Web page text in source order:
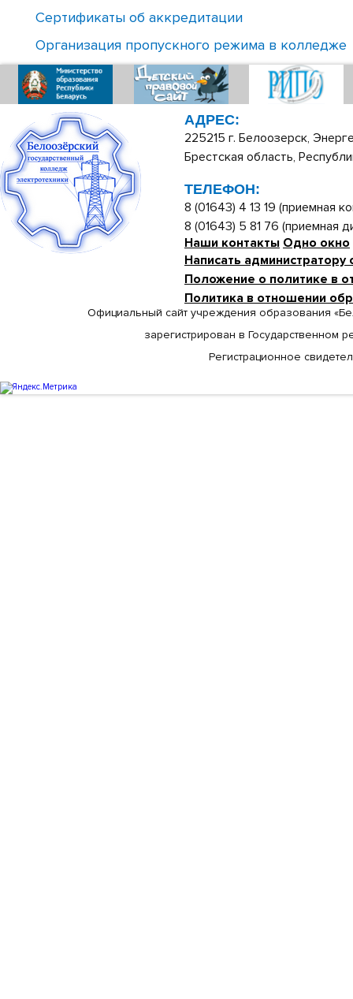
Сертификаты об аккредитации
Организация пропускного режима в колледже
АДРЕС:
225215 г. Белоозерск,
Брестская область,
ТЕЛЕФОН:
8 (01643) 4 13 19 (приемная
8 (01643) 5 81 76 (приемная
Наши контакты Одно окно
Написать администратору
Положение о политике в
Политика в отношении
Официальный сайт учреждения образования
зарегистрирован в Государственном
Регистрационное